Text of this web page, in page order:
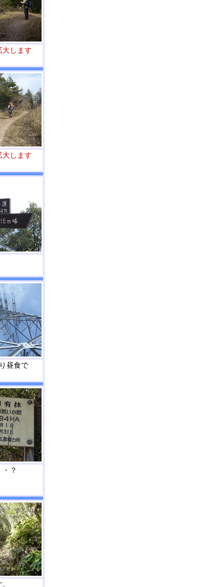
大します
大します
昼食で
？